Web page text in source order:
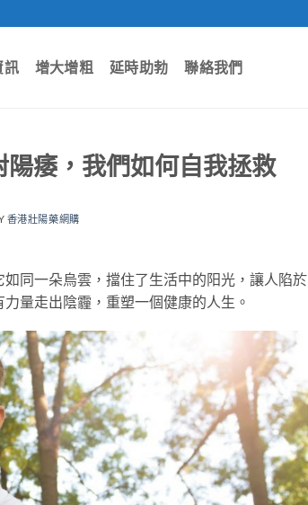
訊 增大增粗 延時助勃 聯絡我們
痿，我們如何自我拯救
香港壯陽藥網購
同一朵烏雲，擋住了生活中的阳光，讓人陷於
量走出陰霾，重塑一個健康的人生。